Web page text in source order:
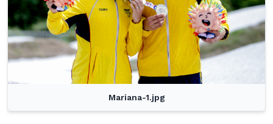
Mariana-1.jpg